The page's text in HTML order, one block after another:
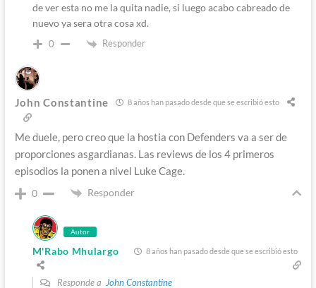
de ver esta no me la quita nadie, si luego acabo cabreado de
nuevo ya sera otra cosa xd.
0 Responder
John Constantine 8 años han pasado desde que se escribió esto
Me duele, pero creo que la hostia con Defenders va a ser de
proporciones asgardianas. Las reviews de los 4 primeros
episodios la ponen a nivel Luke Cage.
0 Responder
Autor
M'Rabo Mhulargo 8 años han pasado desde que se escribió esto
Responde a John Constantine